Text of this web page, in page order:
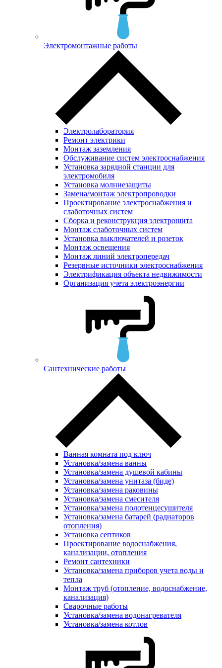
Электромонтажные работы
Электролаборатория
Ремонт электрики
Монтаж заземления
Обслуживание систем электроснабжения
Установка зарядной станции для
электромобиля
Установка молниезащиты
Замена/монтаж электропроводки
Проектирование электроснабжения и
слаботочных систем
Сборка и реконструкция электрощита
Монтаж слаботочных систем
Установка выключателей и розеток
Монтаж освещения
Монтаж линий электропередач
Резервные источники электроснабжения
Электрификация объекта недвижимости
Организация учета электроэнергии
Сантехнические работы
Ванная комната под ключ
Установка/замена ванны
Установка/замена душевой кабины
Установка/замена унитаза (биде)
Установка/замена раковины
Установка/замена смесителя
Установка/замена полотенцесушителя
Установка/замена батарей (радиаторов
отопления)
Установка септиков
Проектирование водоснабжения,
канализации, отопления
Ремонт сантехники
Установка/замена приборов учета воды и
тепла
Монтаж труб (отопление, водоснабжение,
канализация)
Сварочные работы
Установка/замена водонагревателя
Установка/замена котлов